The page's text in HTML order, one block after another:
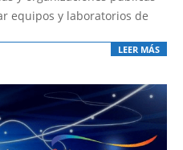
equipos y laboratorios de
LEER MÁS